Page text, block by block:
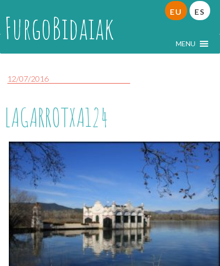
FurgoBidaiak MENU
EU ES
12/07/2016
LAGARROTXA124